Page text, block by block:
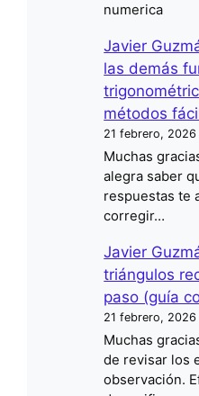
numerica
Javier
las demás
métodos
21 febrero, 2026
Muchas
alegra saber
respuestas te
corregir…
Javier
triángulos
paso (guía
21 febrero, 2026
Muchas
de revisar los
observación.